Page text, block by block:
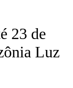
23 de
Luz